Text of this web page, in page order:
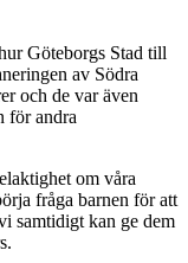
Göteborgs Stad till
av Södra
och de var även
för andra
om våra
fråga barnen för att
samtidigt kan ge dem